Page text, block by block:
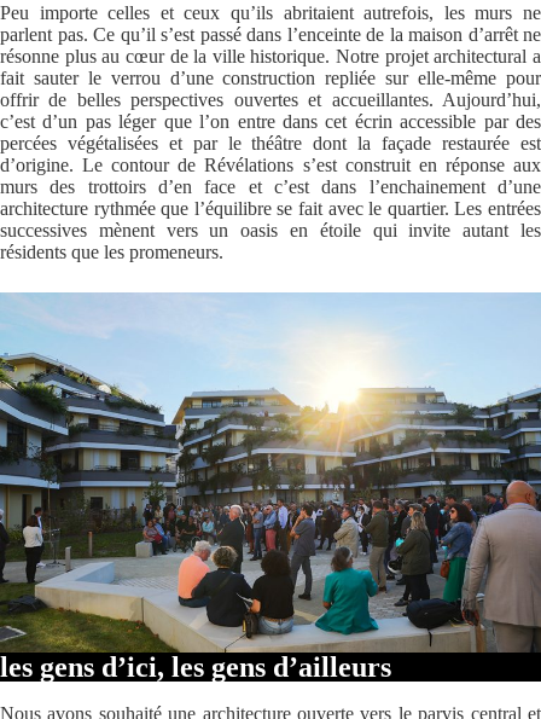
Peu importe celles et ceux qu’ils abritaient autrefois, les murs ne
parlent pas. Ce qu’il s’est passé dans l’enceinte de la maison d’arrêt ne
résonne plus au cœur de la ville historique. Notre projet architectural a
fait sauter le verrou d’une construction repliée sur elle-même pour
offrir de belles perspectives ouvertes et accueillantes. Aujourd’hui,
c’est d’un pas léger que l’on entre dans cet écrin accessible par des
percées végétalisées et par le théâtre dont la façade restaurée est
d’origine. Le contour de Révélations s’est construit en réponse aux
murs des trottoirs d’en face et c’est dans l’enchainement d’une
architecture rythmée que l’équilibre se fait avec le quartier. Les entrées
successives mènent vers un oasis en étoile qui invite autant les
résidents que les promeneurs.
les gens d’ici, les gens d’ailleurs
Nous avons souhaité une architecture ouverte vers le parvis central et